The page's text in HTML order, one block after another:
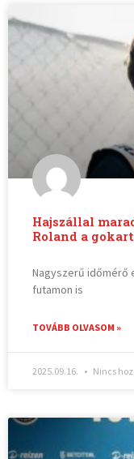
Hajszállal
Roland a
Nagyszerű időmérő
futamon is
TOVÁBB OLVASOM »
2025.09.16. Nincs